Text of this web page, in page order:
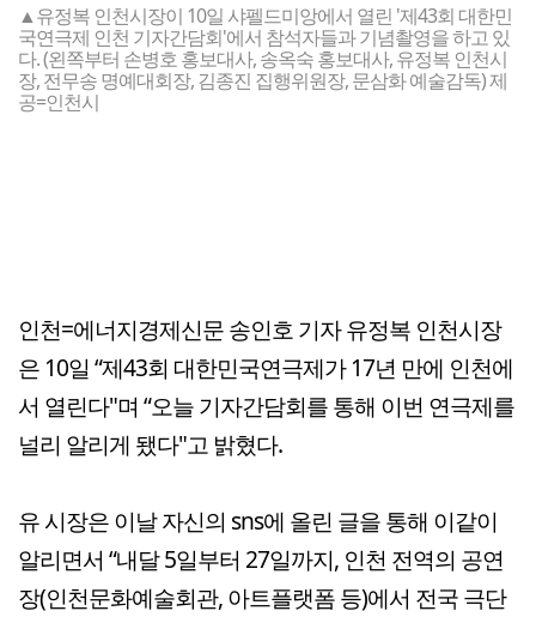
▲유정복 인천시장이 10일 샤펠드미앙에서 열린 '제43회 대한민
국연극제 인천 기자간담회'에서 참석자들과 기념촬영을 하고 있
다. (왼쪽부터 손병호 홍보대사, 송옥숙 홍보대사, 유정복 인천시
장, 전무송 명예대회장, 김종진 집행위원장, 문삼화 예술감독) 제
공=인천시
인천=에너지경제신문 송인호 기자 유정복 인천시장
은 10일 “제43회 대한민국연극제가 17년 만에 인천에
서 열린다"며 “오늘 기자간담회를 통해 이번 연극제를
널리 알리게 됐다"고 밝혔다.
유 시장은 이날 자신의 sns에 올린 글을 통해 이같이
알리면서 “내달 5일부터 27일까지, 인천 전역의 공연
장(인천문화예술회관, 아트플랫폼 등)에서 전국 극단